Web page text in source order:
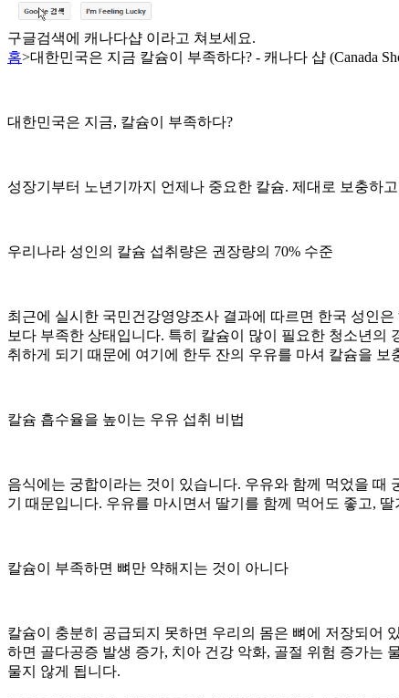
구글검색에 캐나다샵 이라고 쳐보세요.
홈>대한민국은 지금 칼슘이 부족하다? - 캐나다 샵 (Canada
대한민국은 지금, 칼슘이 부족하다?
성장기부터 노년기까지 언제나 중요한 칼슘. 제대로 보충하
우리나라 성인의 칼슘 섭취량은 권장량의 70% 수준
최근에 실시한 국민건강영양조사 결과에 따르면 한국 성인
보다 부족한 상태입니다. 특히 칼슘이 많이 필요한 청소년의
취하게 되기 때문에 여기에 한두 잔의 우유를 마셔 칼슘을 보
칼슘 흡수율을 높이는 우유 섭취 비법
음식에는 궁합이라는 것이 있습니다. 우유와 함께 먹었을
기 때문입니다. 우유를 마시면서 딸기를 함께 먹어도 좋고,
칼슘이 부족하면 뼈만 약해지는 것이 아니다
칼슘이 충분히 공급되지 못하면 우리의 몸은 뼈에 저장되어
하면 골다공증 발생 증가, 치아 건강 악화, 골절 위험 증가는
물지 않게 됩니다.